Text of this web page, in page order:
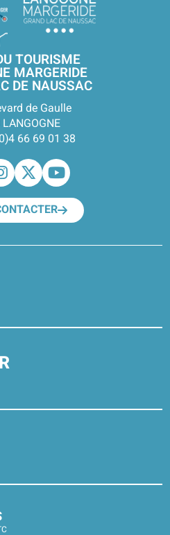
TOURISME
MARGERIDE
DE NAUSSAC
de Gaulle
66 69 01 38